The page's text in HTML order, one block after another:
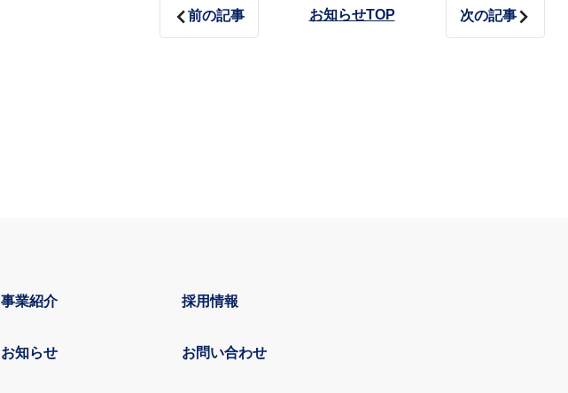
前の記事 お知らせTOP 次の記事
事業紹介
お知らせ
採用情報
お問い合わせ